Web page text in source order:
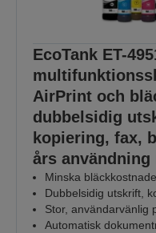
EcoTank ET-
AirPrint och
dubbelsidig
kopiering, fax,
års
Minska
Dubbelsidig utskrift,
Stor, användarvänlig
Automatisk